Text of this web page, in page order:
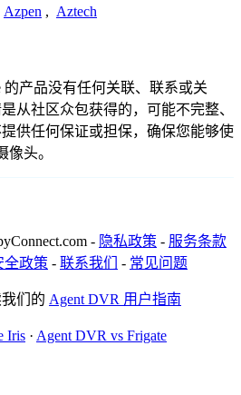
Azpen , Aztech
的产品没有任何关联、联系或关
从社区众包获得的，可能不完整、
供任何保证或担保，确保您能够使
像头。
- 隐私政策 - 服务条款
全政策 - 联系我们 - 常见问题
们的 Agent DVR 用户指南
Iris · Agent DVR vs Frigate